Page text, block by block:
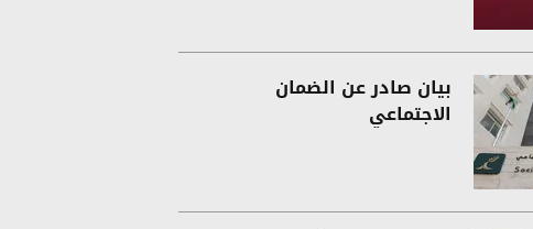
بيان صادر عن الضمان
الاجتماعي